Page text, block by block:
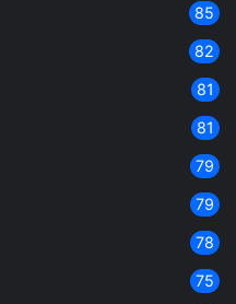
85
82
81
81
79
79
78
75